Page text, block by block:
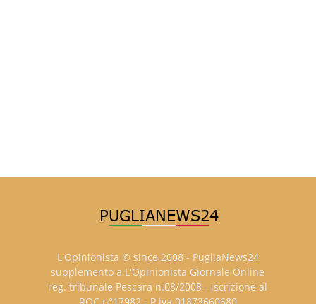
L'Opinionista © since 2008 - PugliaNews24
supplemento a L'Opinionista Giornale Online
reg. tribunale Pescara n.08/2008 - iscrizione al